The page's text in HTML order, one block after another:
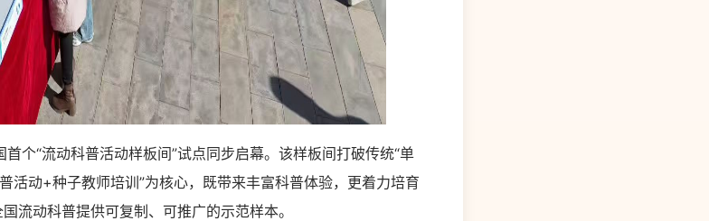
“流动科普活动样板间”试点同步启幕。该样板间打破传统“单
活动+种子教师培训”为核心，既带来丰富科普体验，更着力培育
流动科普提供可复制、可推广的示范样本。